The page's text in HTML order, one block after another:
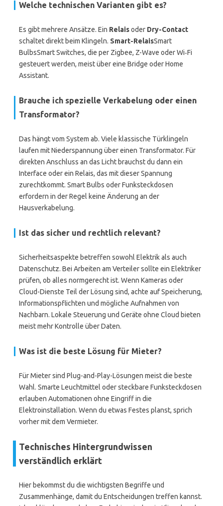
Welche technischen Varianten gibt es?
Es gibt mehrere Ansätze. Ein Relaisoder Dry-Contact
schaltet direkt beim Klingeln. Smart-RelaisSmart
BulbsSmart Switches, die per Zigbee, Z-Wave oder Wi‑Fi
gesteuert werden, meist über eine Bridge oder Home
Assistant.
Brauche ich spezielle Verkabelung oder einen
Transformator?
Das hängt vom System ab. Viele klassische Türklingeln
laufen mit Niederspannung über einen Transformator. Für
direkten Anschluss an das Licht brauchst du dann ein
Interface oder ein Relais, das mit dieser Spannung
zurechtkommt. Smart Bulbs oder Funksteckdosen
erfordern in der Regel keine Änderung an der
Hausverkabelung.
Ist das sicher und rechtlich relevant?
Sicherheitsaspekte betreffen sowohl Elektrik als auch
Datenschutz. Bei Arbeiten am Verteiler sollte ein Elektriker
prüfen, ob alles normgerecht ist. Wenn Kameras oder
Cloud-Dienste Teil der Lösung sind, achte auf Speicherung,
Informationspflichten und mögliche Aufnahmen von
Nachbarn. Lokale Steuerung und Geräte ohne Cloud bieten
meist mehr Kontrolle über Daten.
Was ist die beste Lösung für Mieter?
Für Mieter sind Plug-and-Play-Lösungen meist die beste
Wahl. Smarte Leuchtmittel oder steckbare Funksteckdosen
erlauben Automationen ohne Eingriff in die
Elektroinstallation. Wenn du etwas Festes planst, sprich
vorher mit dem Vermieter.
Technisches Hintergrundwissen
verständlich erklärt
Hier bekommst du die wichtigsten Begriffe und
Zusammenhänge, damit du Entscheidungen treffen kannst.